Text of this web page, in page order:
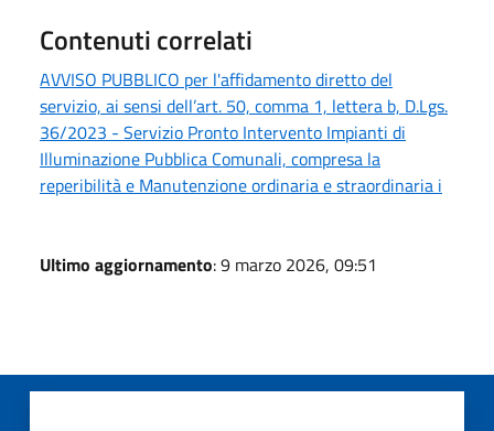
Contenuti correlati
AVVISO PUBBLICO per l'affidamento diretto del
servizio, ai sensi dell’art. 50, comma 1, lettera b, D.Lgs.
36/2023 - Servizio Pronto Intervento Impianti di
Illuminazione Pubblica Comunali, compresa la
reperibilità e Manutenzione ordinaria e straordinaria i
Ultimo aggiornamento: 9 marzo 2026, 09:51